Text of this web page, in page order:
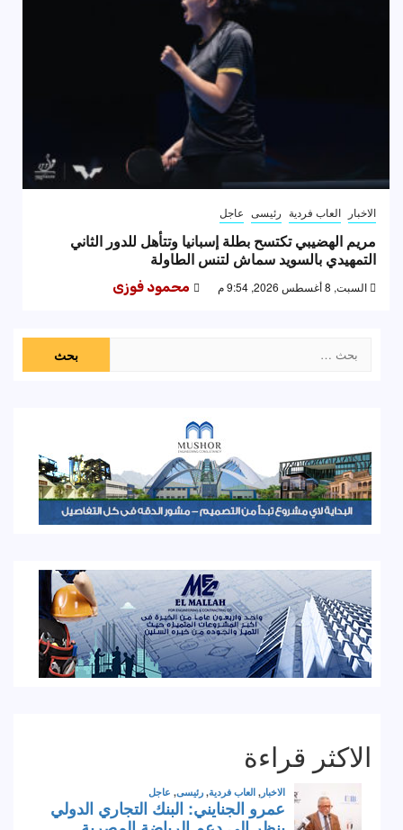
الاخبار العاب فردية رئيسى عاجل
مريم الهضيبي تكتسح بطلة إسبانيا وتتأهل للدور الثاني
التمهيدي بالسويد سماش لتنس الطاولة
السبت, 8 أغسطس 2026, 9:54 م محمود فوزى
عن:
الاكثر قراءة